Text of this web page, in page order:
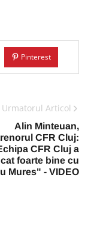
Pinterest
Urmatorul Articol
Alin Minteuan,
CFR Cluj:
CFR Cluj a
foarte bine cu
Mures" - VIDEO